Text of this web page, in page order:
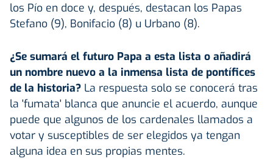
los Pío en doce y, después, destacan los Papas
Stefano (9), Bonifacio (8) u Urbano (8).
¿Se sumará el futuro Papa a esta lista o añadirá
un nombre nuevo a la inmensa lista de pontífices
de la historia? La respuesta solo se conocerá tras
la 'fumata' blanca que anuncie el acuerdo, aunque
puede que algunos de los cardenales llamados a
votar y susceptibles de ser elegidos ya tengan
alguna idea en sus propias mentes.